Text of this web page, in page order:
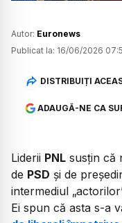
Autor: Euronews
Publicat la: 16/06/2026
DISTRIBUIȚI
ADAUGĂ-NE CA
Liderii PNL susțin că
de PSD și de
intermediul
Ei spun că asta s-a